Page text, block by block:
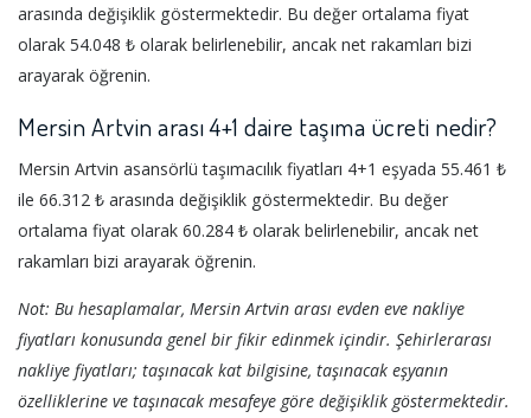
arasında değişiklik göstermektedir. Bu değer ortalama fiyat
olarak 54.048 ₺ olarak belirlenebilir, ancak net rakamları bizi
arayarak öğrenin.
Mersin Artvin arası 4+1 daire taşıma ücreti nedir?
Mersin Artvin asansörlü taşımacılık fiyatları 4+1 eşyada 55.461 ₺
ile 66.312 ₺ arasında değişiklik göstermektedir. Bu değer
ortalama fiyat olarak 60.284 ₺ olarak belirlenebilir, ancak net
rakamları bizi arayarak öğrenin.
Not: Bu hesaplamalar, Mersin Artvin arası evden eve nakliye
fiyatları konusunda genel bir fikir edinmek içindir. Şehirlerarası
nakliye fiyatları; taşınacak kat bilgisine, taşınacak eşyanın
özelliklerine ve taşınacak mesafeye göre değişiklik göstermektedir.